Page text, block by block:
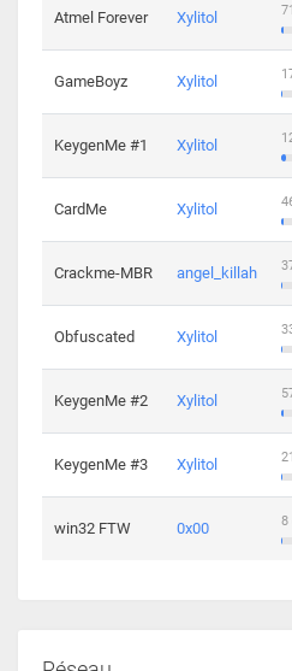
Atmel Forever Xylitol
GameBoyz Xylitol
KeygenMe #1 Xylitol
CardMe Xylitol
Crackme-MBR angel_killah
Obfuscated Xylitol
KeygenMe #2 Xylitol
KeygenMe #3 Xylitol
win32 FTW 0x00 8